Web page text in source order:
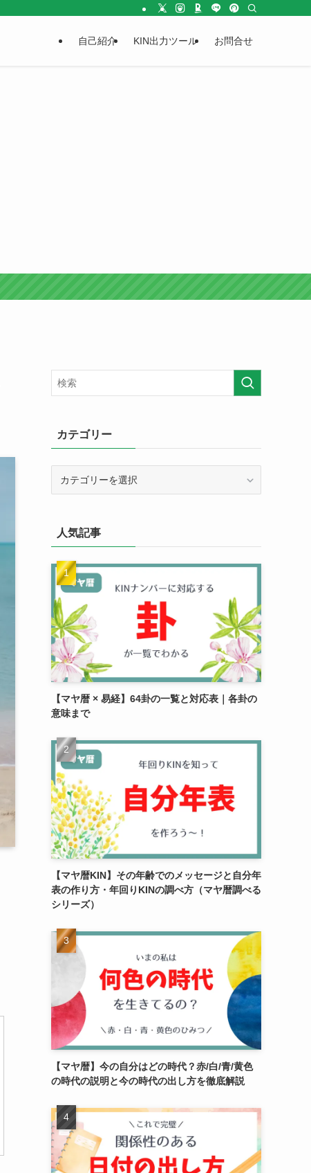
自己紹介 KIN出力ツール お問合せ
カテゴリー
ー人気記事
【マヤ暦 × 易経】64卦の一覧と対応表｜各卦の
意味まで
【マヤ暦KIN】その年齢でのメッセージと自分年
表の作り方・年回りKINの調べ方（マヤ暦調べる
シリーズ）
【マヤ暦】今の自分はどの時代？赤/白/青/黄色
の時代の説明と今の時代の出し方を徹底解説